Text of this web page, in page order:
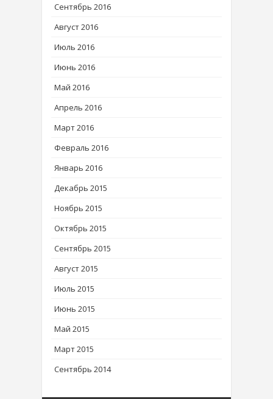
Сентябрь 2016
Август 2016
Июль 2016
Июнь 2016
Май 2016
Апрель 2016
Март 2016
Февраль 2016
Январь 2016
Декабрь 2015
Ноябрь 2015
Октябрь 2015
Сентябрь 2015
Август 2015
Июль 2015
Июнь 2015
Май 2015
Март 2015
Сентябрь 2014